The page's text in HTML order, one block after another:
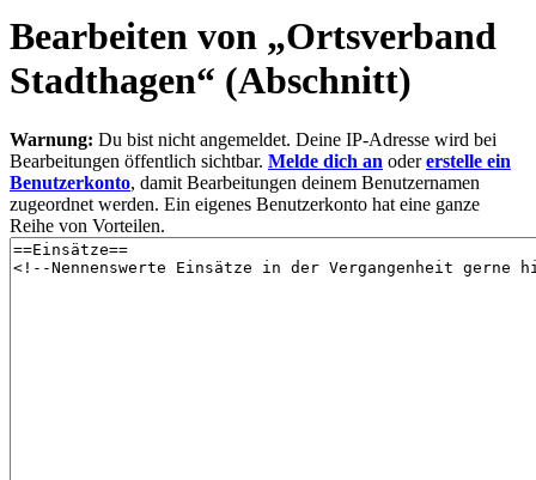
Bearbeiten von „Ortsverband
Stadthagen“ (Abschnitt)
Warnung: Du bist nicht angemeldet. Deine IP-Adresse wird bei
Bearbeitungen öffentlich sichtbar. Melde dich an odererstelle ein
Benutzerkonto, damit Bearbeitungen deinem Benutzernamen
zugeordnet werden. Ein eigenes Benutzerkonto hat eine ganze
Reihe von Vorteilen.